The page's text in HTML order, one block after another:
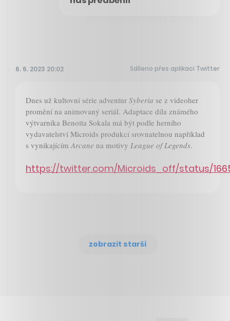
6. 6. 2023 20:02 Sdíleno přes aplikaci Twitter
Dnes už kultovní série adventur Syberia se z videoher
promění na animovaný seriál. Adaptace díla známého
výtvarníka Benoita Sokala má být podle herního
vydavatelství Microids produkcí srovnatelnou například
s vynikajícím Arcane na motivy League of Legends.
https://twitter.com/Microids_off/status/
zobrazit starší